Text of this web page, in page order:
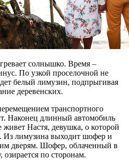
солнышко. Время –
По узкой проселочной не
белый лимузин, подпрыгивая
деревенских.
транспортного
Наконец длинный автомобиль
живет Настя, девушка, о которой
Из лимузина выходит шофер и
дверям. Шофер, облаченный в
по сторонам.